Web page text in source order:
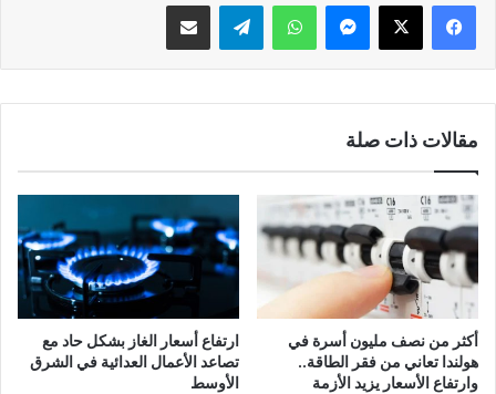
فيسبوك ‫X ماسنجر واتساب تيلقرام مشاركة عبر البريد
مقالات ذات صلة
أكثر من نصف مليون أسرة في
هولندا تعاني من فقر الطاقة..
وارتفاع الأسعار يزيد الأزمة
ارتفاع أسعار الغاز بشكل حاد مع
تصاعد الأعمال العدائية في الشرق
الأوسط